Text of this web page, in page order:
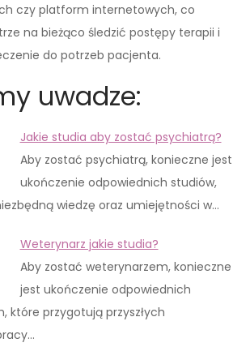
czy platform internetowych, co
na bieżąco śledzić postępy terapii i
do potrzeb pacjenta.
uwadze:
Jakie studia aby zostać psychiatrą?
Aby zostać psychiatrą, konieczne jest
ukończenie odpowiednich studiów,
wiedzę oraz umiejętności w…
Weterynarz jakie studia?
Aby zostać weterynarzem, konieczne
jest ukończenie odpowiednich
które przygotują przyszłych